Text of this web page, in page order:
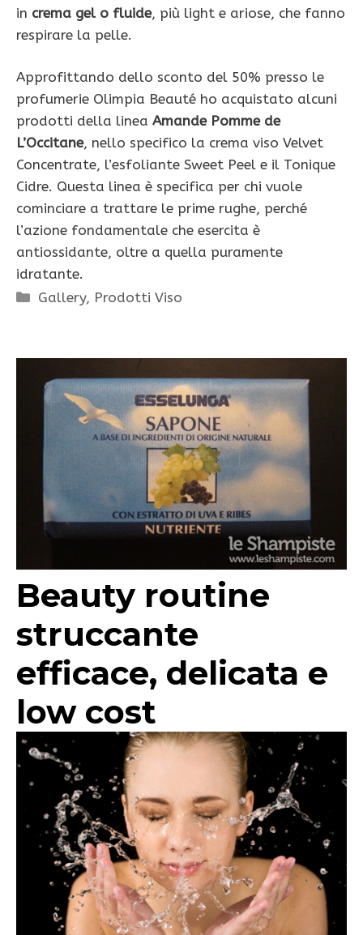
in crema gel o fluide, più light e ariose, che fanno
respirare la pelle.
Approfittando dello sconto del 50% presso le
profumerie Olimpia Beauté ho acquistato alcuni
prodotti della linea Amande Pomme de
L’Occitane, nello specifico la crema viso Velvet
Concentrate, l’esfoliante Sweet Peel e il Tonique
Cidre. Questa linea è specifica per chi vuole
cominciare a trattare le prime rughe, perché
l’azione fondamentale che esercita è
antiossidante, oltre a quella puramente
idratante.
Categorie
Gallery, Prodotti Viso
Beauty routine
struccante
efficace, delicata e
low cost